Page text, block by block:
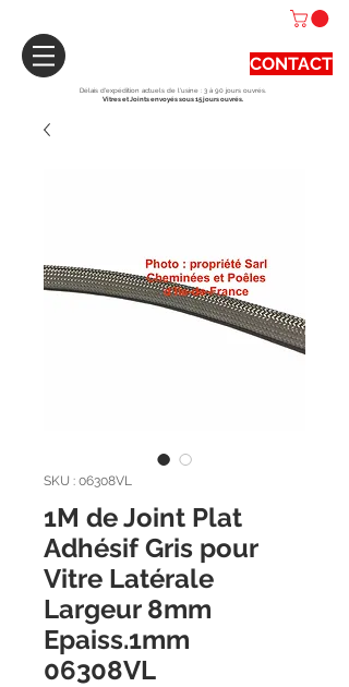
CONTACT
Délais d'expédition actuels de l'usine : 3 à 90 jours ouvrés.
Vitres et Joints envoyés sous 15 jours ouvrés.
SKU : 06308VL
1M de Joint Plat
Adhésif Gris pour
Vitre Latérale
Largeur 8mm
Epaiss.1mm
06308VL